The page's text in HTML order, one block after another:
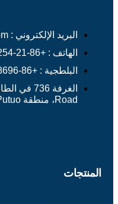
البريد الإلكتروني : info@kjfastener.com
الهاتف : +86-21-64458254
البلطجية : +86-13611808696
Road، منطقة Putuo، شنغهاي.
المنتجات